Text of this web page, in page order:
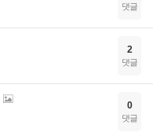
댓글
2
댓글
0
댓글